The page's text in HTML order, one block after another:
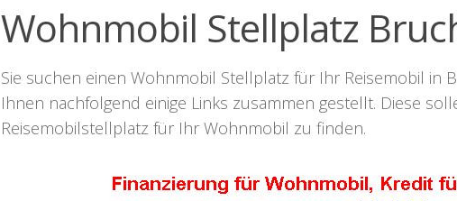
Wohnmobil Stellplatz
Sie suchen einen Wohnmobil Stellplatz für Ihr Reisemobil in
Ihnen nachfolgend einige Links zusammen gestellt. Diese
Reisemobilstellplatz für Ihr Wohnmobil zu finden.